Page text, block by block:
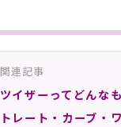
関連記事
ツイザーってどんな
トレート・カーブ・